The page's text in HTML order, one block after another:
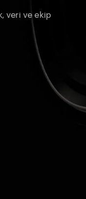
veri ve ekip